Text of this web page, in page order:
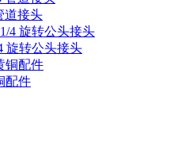
道接头
旋转公头接头
配件